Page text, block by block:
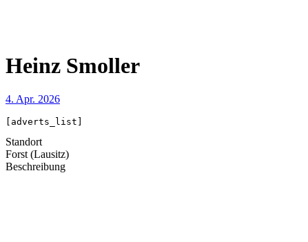
Heinz Smoller
4. Apr. 2026
[adverts_list]
Standort
Forst (Lausitz)
Beschreibung